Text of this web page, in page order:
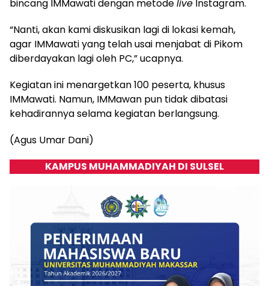
bincang IMMawati dengan metodelive Instagram.
“Nanti, akan kami diskusikan lagi di lokasi kemah,
agar IMMawati yang telah usai menjabat di Pikom
diberdayakan lagi oleh PC,” ucapnya.
Kegiatan ini menargetkan 100 peserta, khusus
IMMawati. Namun, IMMawan pun tidak dibatasi
kehadirannya selama kegiatan berlangsung.
(Agus Umar Dani)
KAMPUS MUHAMMADIYAH DI SULSEL